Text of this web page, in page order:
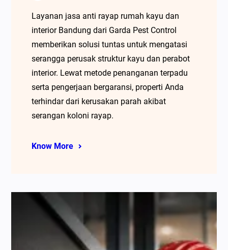
Layanan jasa anti rayap rumah kayu dan
interior Bandung dari Garda Pest Control
memberikan solusi tuntas untuk mengatasi
serangga perusak struktur kayu dan perabot
interior. Lewat metode penanganan terpadu
serta pengerjaan bergaransi, properti Anda
terhindar dari kerusakan parah akibat
serangan koloni rayap.
Know More